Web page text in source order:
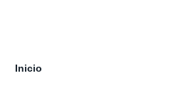
Inicio